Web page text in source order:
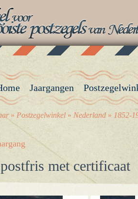
met certificaat
Jaargangen
» Postzegelwinkel » Nederland » 1852-